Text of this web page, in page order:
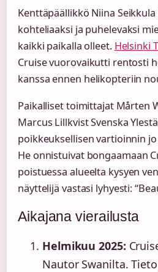
Kenttäpäällikkö Niina
kohteliaaksi ja puhelevaksi
kaikki paikalla olleet. Helsinki
Cruise vuorovaikutti rentosti
kanssa ennen helikopteriin
Paikalliset toimittajat Mårten
Marcus Lillkvist Svenska
poikkeuksellisen vartioinnin
He onnistuivat bongaamaan
poistuessa alueelta kysyen
näyttelijä vastasi lyhyesti:
Aikajana vierailusta
Helmikuu 2025:
Nautor Swanilta.